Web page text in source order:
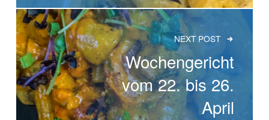
NEXT POST
Wochengericht
vom 22. bis 26.
April